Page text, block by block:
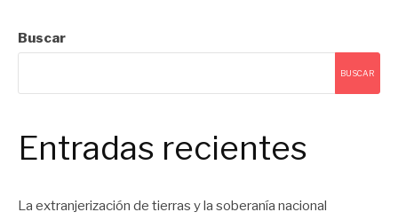
Buscar
BUSCAR
Entradas recientes
La extranjerización de tierras y la soberanía nacional